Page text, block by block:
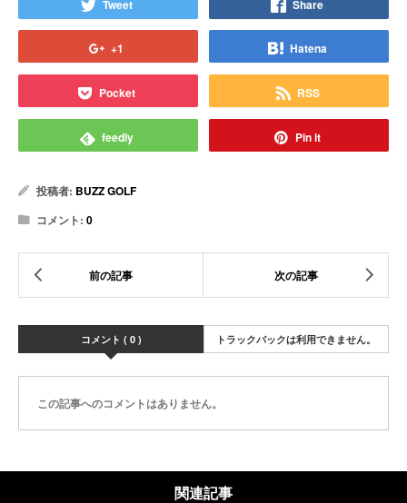
Tweet Share
+1 Hatena
Pocket RSS
feedly Pin it
投稿者: BUZZ GOLF
コメント: 0
コメント ( 0 ) トラックバックは利用できません。
この記事へのコメントはありません。
関連記事